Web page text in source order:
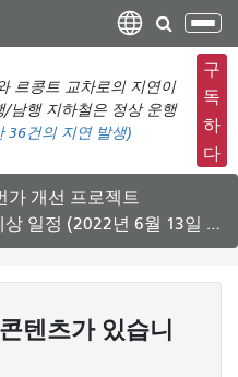
탐
색
메
뉴
전
환
르콩트 교차로의 지연이
/남행 지하철은 정상 운행
36건의 지연 발생)
구
독
하
다
가 개선 프로젝트
(2022년 6월 13일 ~ 6월 24일)
텐츠가 있습니